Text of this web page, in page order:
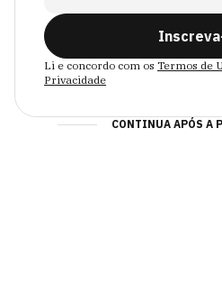
Li e concordo com os Termos de
Privacidade
CONTINUA APÓS A